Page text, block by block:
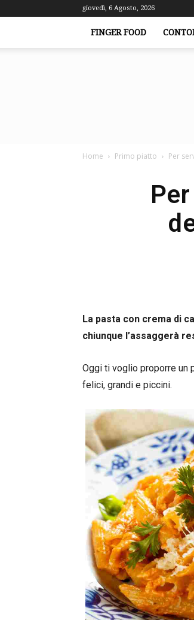
giovedì, 6 Agosto, 2026
FINGER FOOD
Home Primo piatto Per
La pasta con crema di
chiunque l’assaggerà
Oggi ti voglio proporre un
felici, grandi e piccini.